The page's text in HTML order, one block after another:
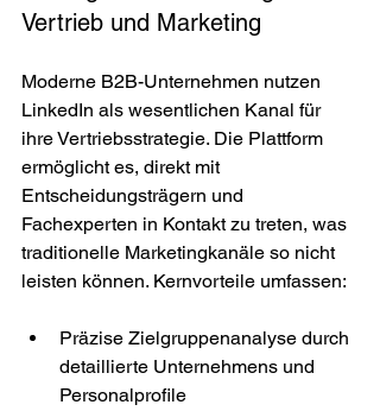
Vertrieb und Marketing
Moderne B2B-Unternehmen nutzen
LinkedIn als wesentlichen Kanal für
ihre Vertriebsstrategie. Die Plattform
ermöglicht es, direkt mit
Entscheidungsträgern und
Fachexperten in Kontakt zu treten, was
traditionelle Marketingkanäle so nicht
leisten können. Kernvorteile umfassen:
Präzise Zielgruppenanalyse durch
detaillierte Unternehmens und
Personalprofile